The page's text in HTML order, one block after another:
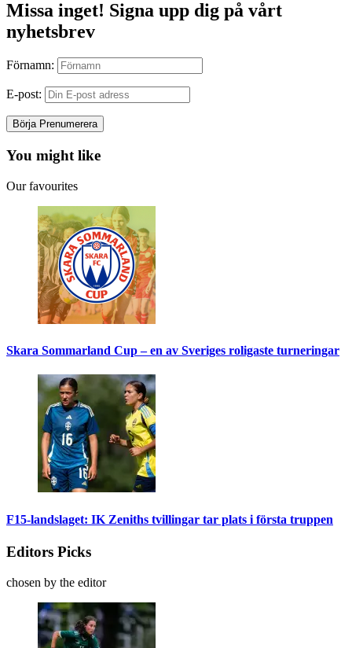
Missa inget! Signa upp dig på vårt
nyhetsbrev
Förnamn:
E-post:
You might like
Our favourites
Skara Sommarland Cup – en av Sveriges roligaste turneringar
F15-landslaget: IK Zeniths tvillingar tar plats i första truppen
Editors Picks
chosen by the editor